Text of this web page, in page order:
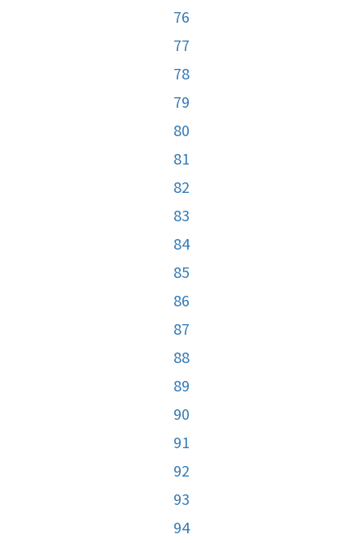
76
77
78
79
80
81
82
83
84
85
86
87
88
89
90
91
92
93
94